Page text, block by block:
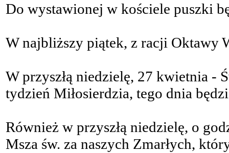
Do wystawionej w kościele puszki
W najbliższy piątek, z racji Oktawy
W przyszłą niedzielę, 27 kwietnia -
tydzień Miłosierdzia, tego dnia
Również w przyszłą niedzielę, o
Msza św. za naszych Zmarłych,